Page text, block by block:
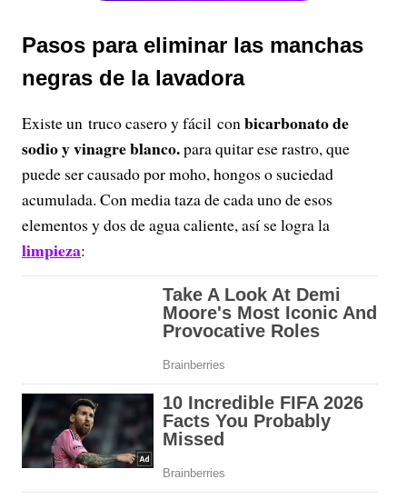
Pasos para eliminar las manchas
negras de la lavadora
Existe un truco casero y fácil conbicarbonato de
sodio y vinagre blanco.para quitar ese rastro, que
puede ser causado por moho, hongos o suciedad
acumulada. Con media taza de cada uno de esos
elementos y dos de agua caliente, así se logra la
limpieza: